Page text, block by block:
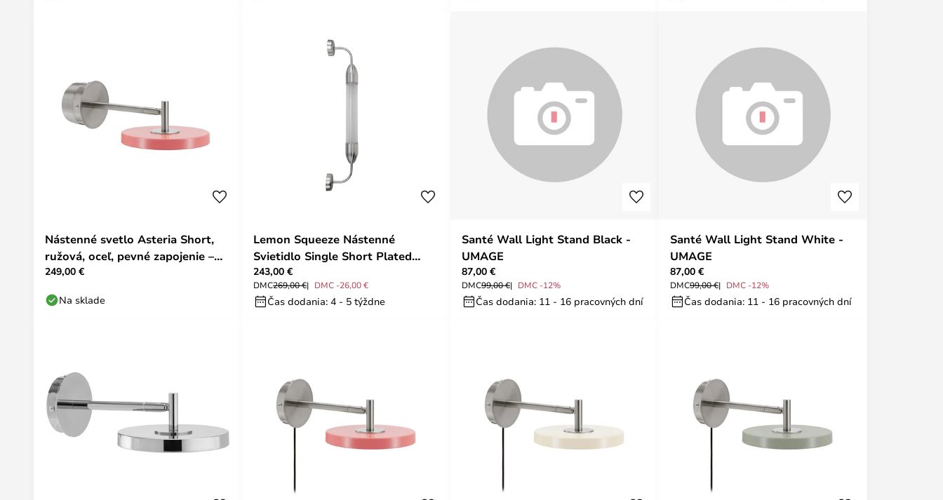
Nástenné svetlo Asteria Short,
ružová, oceľ, pevné zapojenie –
UMAGE
249,00 €
Na sklade
Lemon Squeeze Nástenné
Svietidlo Single Short Plated
Steel - UMAGE
243,00 €
DMC269,00 € DMC -26,00 €
Čas dodania: 4 - 5 týždne
Santé Wall Light Stand Black -
UMAGE
87,00 €
DMC99,00 € DMC -12%
Čas dodania: 11 - 16 pracovných dní
Santé Wall Light Stand White -
UMAGE
87,00 €
DMC99,00 € DMC -12%
Čas dodania: 11 - 16 pracovných dní